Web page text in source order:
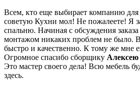
Всем, кто еще выбирает компанию для
советую Кухни мол! Не пожалеете! Я
спальню. Начиная с обсуждения заказа
монтажом никаких проблем не было.
быстро и качественно. К тому же мне
Огромное спасибо сборщику Алексею
Это мастер своего дела! Всю мебель
здесь.